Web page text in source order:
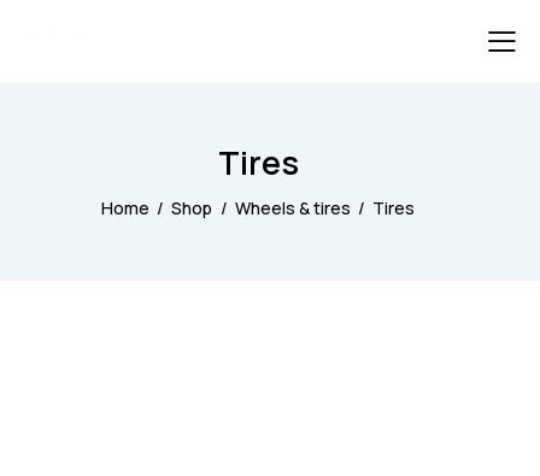
Tires
Home Shop Wheels & tires Tires